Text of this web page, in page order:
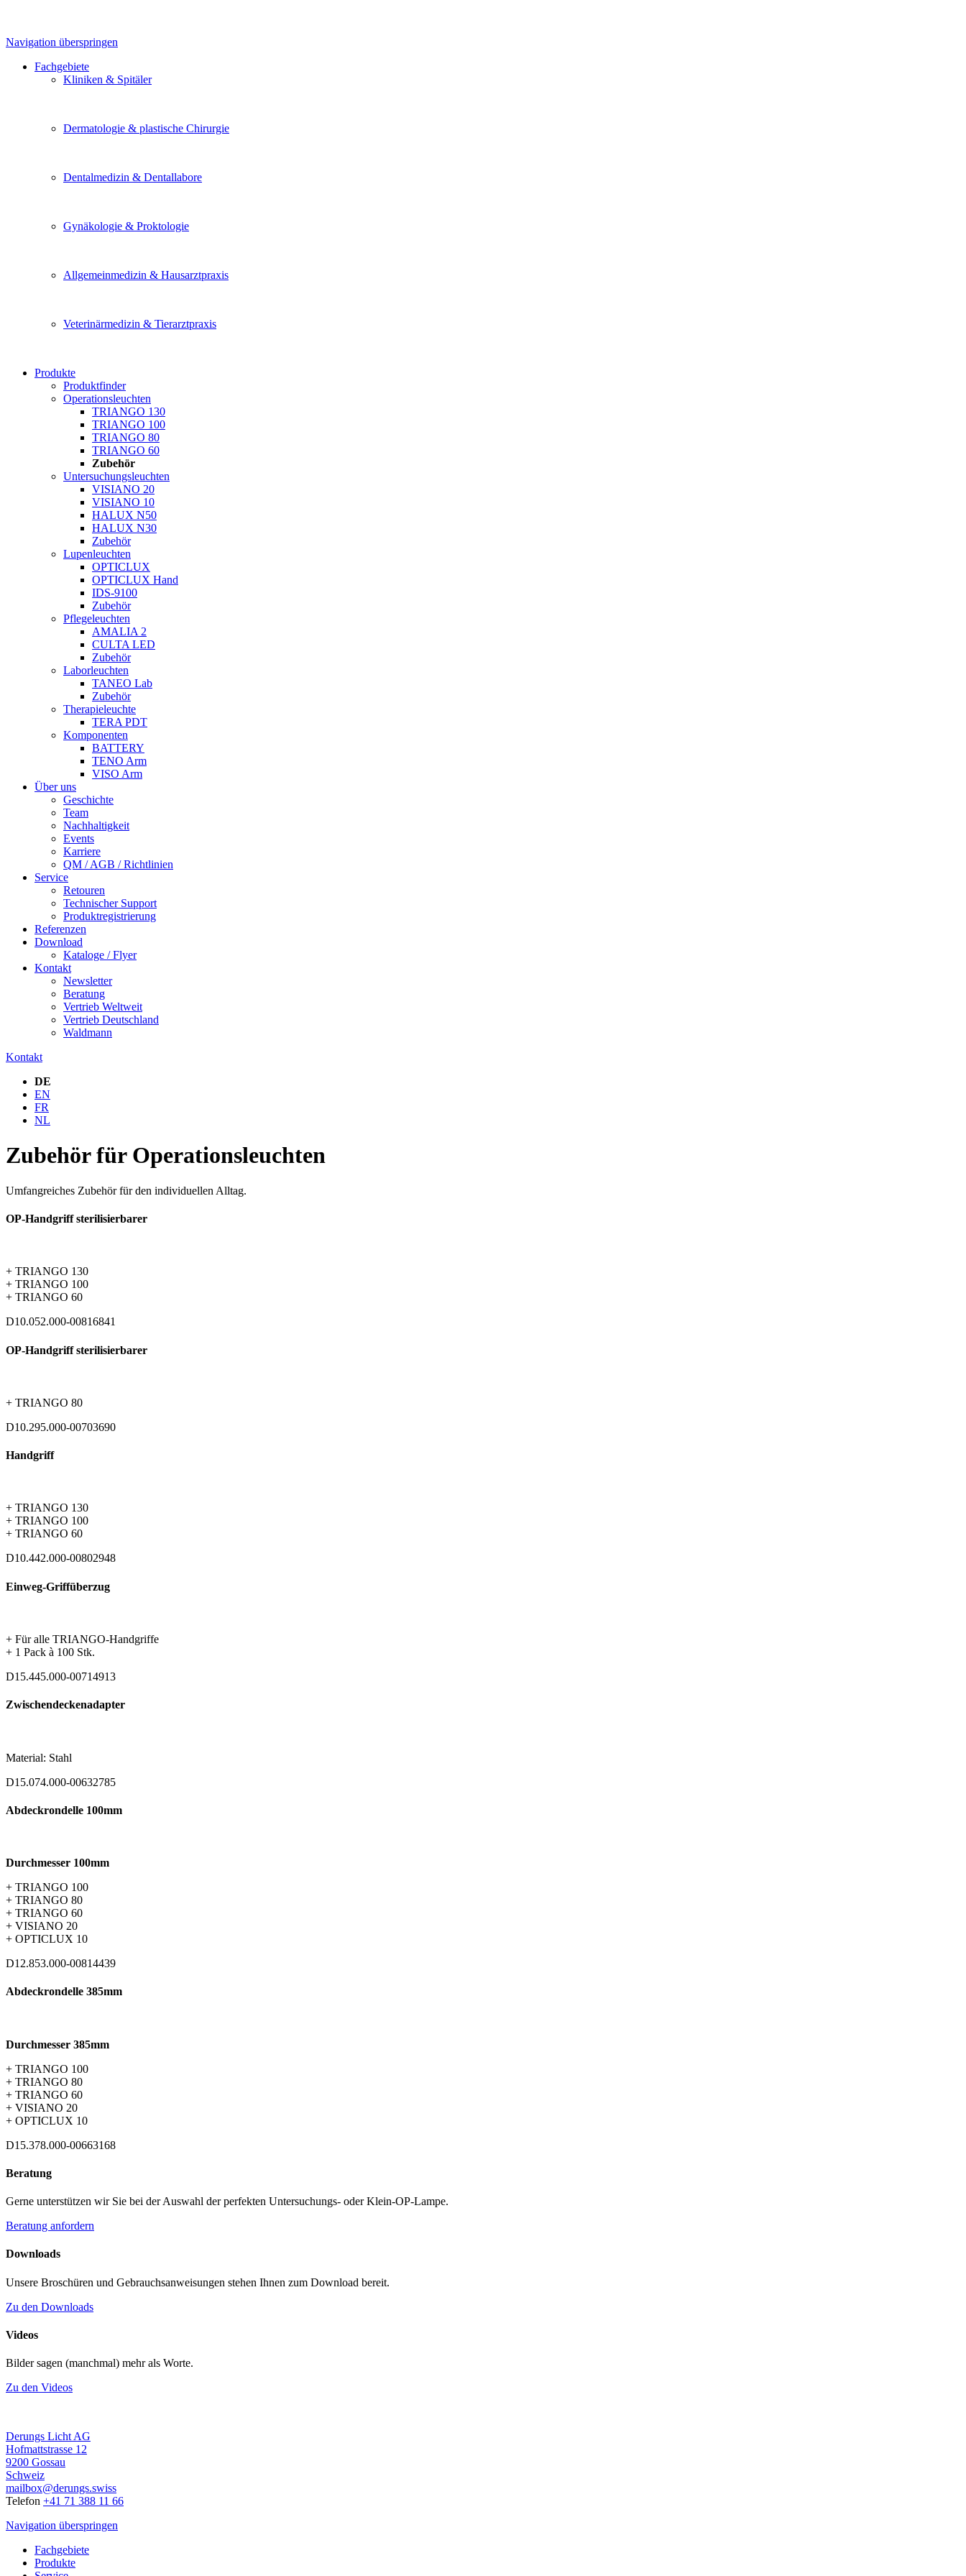
Navigation überspringen
Fachgebiete
Kliniken & Spitäler
Dermatologie & plastische Chirurgie
Dentalmedizin & Dentallabore
Gynäkologie & Proktologie
Allgemeinmedizin & Hausarztpraxis
Veterinärmedizin & Tierarztpraxis
Produkte
Produktfinder
Operationsleuchten
TRIANGO 130
TRIANGO 100
TRIANGO 80
TRIANGO 60
Zubehör
Untersuchungsleuchten
VISIANO 20
VISIANO 10
HALUX N50
HALUX N30
Zubehör
Lupenleuchten
OPTICLUX
OPTICLUX Hand
IDS-9100
Zubehör
Pflegeleuchten
AMALIA 2
CULTA LED
Zubehör
Laborleuchten
TANEO Lab
Zubehör
Therapieleuchte
TERA PDT
Komponenten
BATTERY
TENO Arm
VISO Arm
Über uns
Geschichte
Team
Nachhaltigkeit
Events
Karriere
QM / AGB / Richtlinien
Service
Retouren
Technischer Support
Produktregistrierung
Referenzen
Download
Kataloge / Flyer
Kontakt
Newsletter
Beratung
Vertrieb Weltweit
Vertrieb Deutschland
Waldmann
Kontakt
DE
EN
FR
NL
Zubehör für Operationsleuchten
Umfangreiches Zubehör für den individuellen Alltag.
OP-Handgriff sterilisierbarer
+ TRIANGO 130
+ TRIANGO 100
+ TRIANGO 60
D10.052.000-00816841
OP-Handgriff sterilisierbarer
+ TRIANGO 80
D10.295.000-00703690
Handgriff
+ TRIANGO 130
+ TRIANGO 100
+ TRIANGO 60
D10.442.000-00802948
Einweg-Griffüberzug
+ Für alle TRIANGO-Handgriffe
+ 1 Pack à 100 Stk.
D15.445.000-00714913
Zwischendeckenadapter
Material: Stahl
D15.074.000-00632785
Abdeckrondelle 100mm
Durchmesser 100mm
+ TRIANGO 100
+ TRIANGO 80
+ TRIANGO 60
+ VISIANO 20
+ OPTICLUX 10
D12.853.000-00814439
Abdeckrondelle 385mm
Durchmesser 385mm
+ TRIANGO 100
+ TRIANGO 80
+ TRIANGO 60
+ VISIANO 20
+ OPTICLUX 10
D15.378.000-00663168
Beratung
Gerne unterstützen wir Sie bei der Auswahl der perfekten Untersuchungs- oder Klein-OP-Lampe.
Beratung anfordern
Downloads
Unsere Broschüren und Gebrauchsanweisungen stehen Ihnen zum Download bereit.
Zu den Downloads
Videos
Bilder sagen (manchmal) mehr als Worte.
Zu den Videos
Derungs Licht AG
Hofmattstrasse 12
9200 Gossau
Schweiz
mailbox@derungs.swiss
Telefon +41 71 388 11 66
Navigation überspringen
Fachgebiete
Produkte